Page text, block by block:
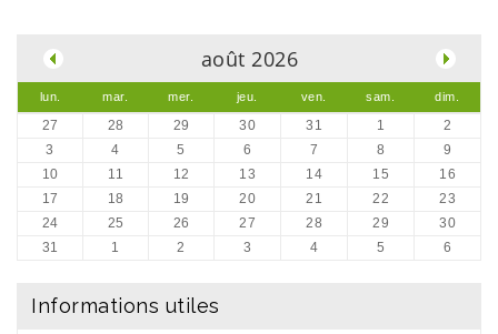
août 2026
lun. mar. mer. jeu. ven. sam. dim.
27 28 29 30 31 1
2
3
4 5 6 7 8
9
10
11 12 13 14 15
16
17
18 19 20 21 22
23
24
25 26 27 28 29
30
31
1 2 3 4 5 6
Informations utiles